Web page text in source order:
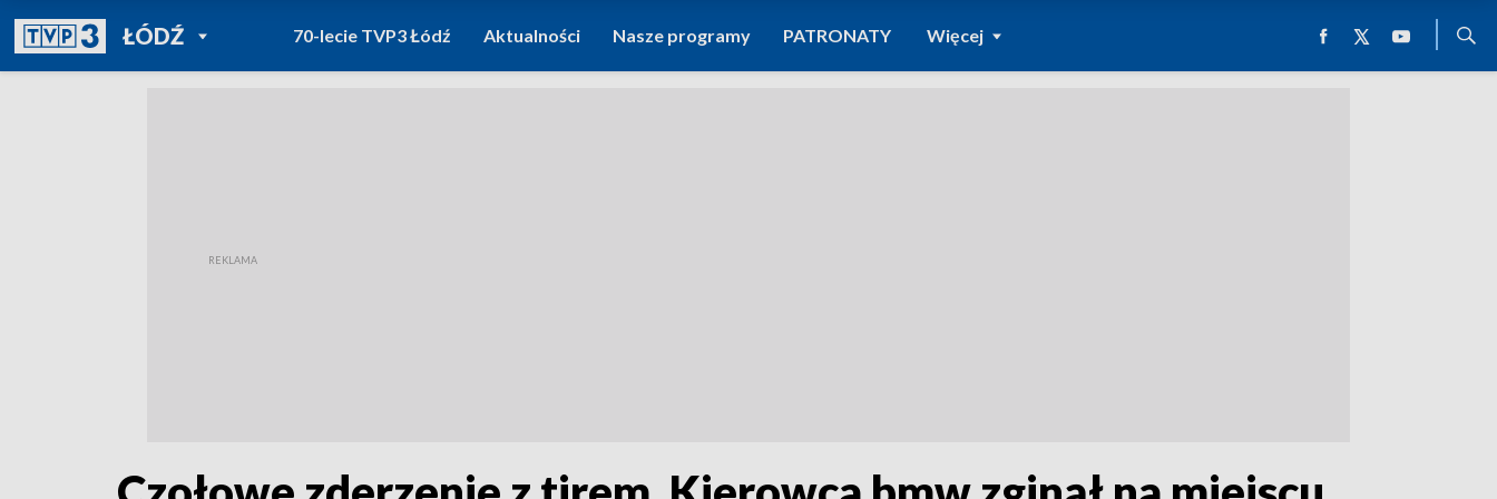
ŁÓDŹPOWRÓT DO
TVP REGIONY
70-lecie TVP3 Łódź Aktualności Nasze programy PATRONATY Więcej